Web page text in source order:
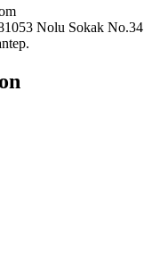
Nolu Sokak No.34